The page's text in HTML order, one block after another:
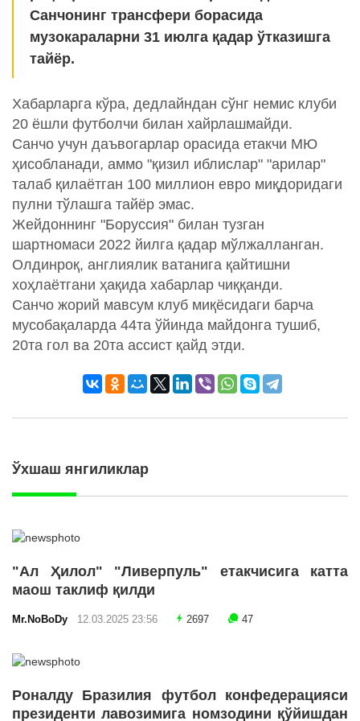
Санчонинг трансфери борасида
музокараларни 31 июлга қадар ўтказишга
тайёр.
Хабарларга кўра, дедлайндан сўнг немис клуби
20 ёшли футболчи билан хайрлашмайди.
Санчо учун даъвогарлар орасида етакчи МЮ
ҳисобланади, аммо "қизил иблислар" "арилар"
талаб қилаётган 100 миллион евро миқдоридаги
пулни тўлашга тайёр эмас.
Жейдоннинг "Боруссия" билан тузган
шартномаси 2022 йилга қадар мўлжалланган.
Олдинроқ, англиялик ватанига қайтишни
хоҳлаётгани ҳақида хабарлар чиққанди.
Санчо жорий мавсум клуб миқёсидаги барча
мусобақаларда 44та ўйинда майдонга тушиб,
20та гол ва 20та ассист қайд этди.
Ўхшаш янгиликлар
"Ал Ҳилол" "Ливерпуль" етакчисига катта
маош таклиф қилди
Mr.NoBoDy 12.03.2025 23:56 2697 47
Роналду Бразилия футбол конфедерацияси
президенти лавозимига номзодини қўйишдан